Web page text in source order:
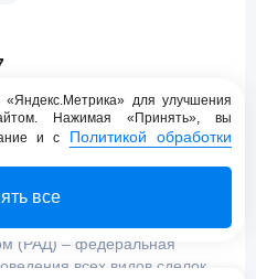
поддержка
(РАД) – федеральная
всех видов сделок
для улучшения
Нажимая «Принять», вы
и с Политикой обработки
все